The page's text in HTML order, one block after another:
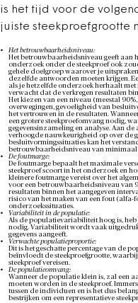
is het tijd voor de
juiste steekproefgrootte
Het betrouwbaarheidsniveau:
Het betrouwbaarheidsniveau geeft aan
onderzoek onder de steekproef ook
gehele doelgroep waarover je
dezelfde antwoorden moeten krijgen.
als je hetzelfde onderzoek herhaalt met
verwacht dat de verkregen resultaten
Het kiezen van een niveau (meestal
overwegingen, gevoeligheid van
het vertrouwen in de resultaten.
een grotere steekproefomvang nodig,
gegevensinzameling en analyse. Aan
verhoogde nauwkeurigheid op over de
besluitvormingssituaties kan het
betrouwbaarheidsniveau van minimaal
De foutmarge:
De foutmarge bepaalt het maximale
steekproef scoort in het onderzoek en
kleinere foutmarge vereist over het
voor een betrouwbaarheidsniveau van
resultaten binnen het aangegeven
risico van het maken van een fout
onderzoekssituaties.
Variabiliteit in de populatie:
Als de populatievariabiliteit hoog is, heb
nodig. Variabiliteit wordt vaak
gegevens aangeeft.
Verwachte populatieproportie:
Dit is het geschatte percentage van de
beïnvloedt de steekproefgrootte,
steekproef vereisen.
De populatieomvang:
Wanneer de populatie klein is, zal een
moeten worden in de steekproef.
tussen de individuen en is het dus
bestrijken om een representatieve